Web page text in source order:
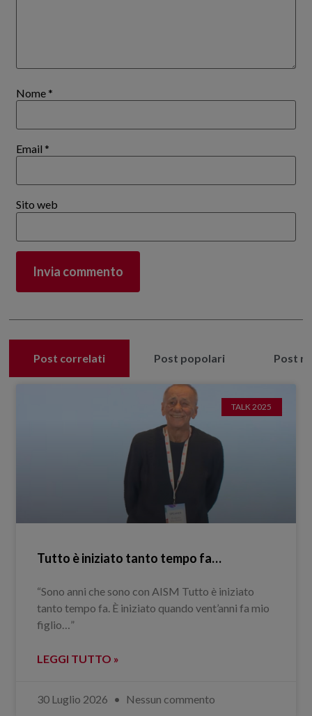
Nome *
Email *
Sito web
Post correlati Post popolari Post
TALK 2025
Tutto è iniziato tanto tempo fa…
“Sono anni che sono con AISM Tutto è iniziato
tanto tempo fa. È iniziato quando vent’anni fa mio
figlio…”
LEGGI TUTTO »
30 Luglio 2026 Nessun commento